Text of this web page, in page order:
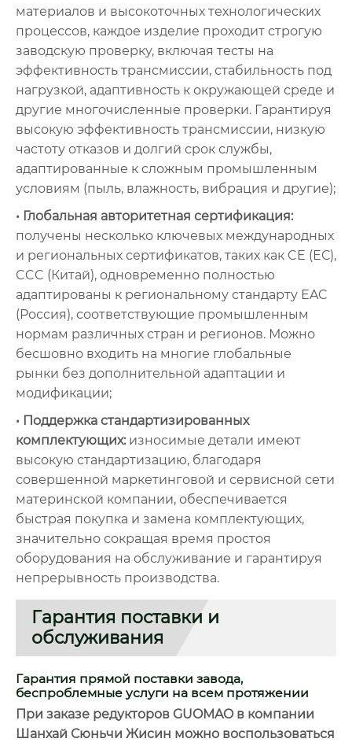
материалов и высокоточных технологических
процессов, каждое изделие проходит строгую
заводскую проверку, включая тесты на
эффективность трансмиссии, стабильность под
нагрузкой, адаптивность к окружающей среде и
другие многочисленные проверки. Гарантируя
высокую эффективность трансмиссии, низкую
частоту отказов и долгий срок службы,
адаптированные к сложным промышленным
условиям (пыль, влажность, вибрация и другие);
• Глобальная авторитетная сертификация:
получены несколько ключевых международных
и региональных сертификатов, таких как CE (ЕС),
CCC (Китай), одновременно полностью
адаптированы к региональному стандарту EAC
(Россия), соответствующие промышленным
нормам различных стран и регионов. Можно
бесшовно входить на многие глобальные
рынки без дополнительной адаптации и
модификации;
• Поддержка стандартизированных
комплектующих:износимые детали имеют
высокую стандартизацию, благодаря
совершенной маркетинговой и сервисной сети
материнской компании, обеспечивается
быстрая покупка и замена комплектующих,
значительно сокращая время простоя
оборудования на обслуживание и гарантируя
непрерывность производства.
Гарантия поставки и
обслуживания
Гарантия прямой поставки завода,
беспроблемные услуги на всем протяжении
При заказе редукторов GUOMAO в компании
Шанхай Сюньчи Жисин можно воспользоваться